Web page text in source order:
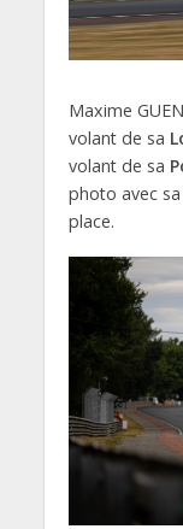
Maxime
volant de sa
volant de sa
photo avec sa
place.